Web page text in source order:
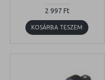
2 997 Ft
KOSÁRBA TESZEM